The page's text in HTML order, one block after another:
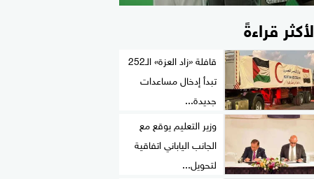
قراءةً
قافلة «زاد العزة» الـ252
تبدأ إدخال مساعدات
جديدة...
وزير التعليم يوقع مع
الجانب الياباني اتفاقية
لتحويل...